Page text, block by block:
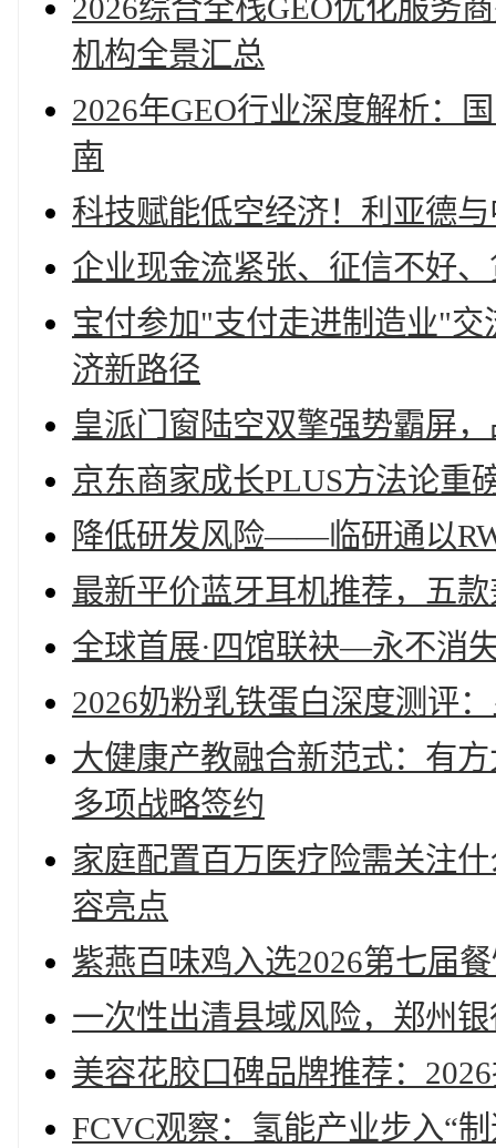
2026综合全栈GEO优化服务
机构全景汇总
2026年GEO行业深度解析：
南
科技赋能低空经济！利亚德
企业现金流紧张、征信不好
宝付参加"支付走进制造业"
济新路径
皇派门窗陆空双擎强势霸屏
京东商家成长PLUS方法论重
降低研发风险——临研通以
最新平价蓝牙耳机推荐，五
全球首展·四馆联袂—永不消
2026奶粉乳铁蛋白深度测评
大健康产教融合新范式：有
多项战略签约
家庭配置百万医疗险需关注
容亮点
紫燕百味鸡入选2026第七届
一次性出清县域风险，郑州
美容花胶口碑品牌推荐：
FCVC观察：氢能产业步入“